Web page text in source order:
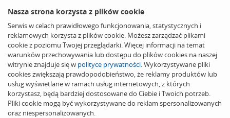
Nasza strona korzysta z plików cookie
Serwis w celach prawidłowego funkcjonowania, statystycznych i
reklamowych korzysta z plików cookie. Możesz zarządzać plikami
cookie z poziomu Twojej przeglądarki. Więcej informacji na temat
warunków przechowywania lub dostępu do plików cookies na naszej
witrynie znajduje się w polityce prywatności. Wykorzystywane pliki
cookies zwiększają prawdopodobieństwo, że reklamy produktów lub
usług wyświetlane w ramach usług internetowych, z których
korzystasz, będą bardziej dostosowane do Ciebie i Twoich potrzeb.
Pliki cookie mogą być wykorzystywane do reklam spersonalizowanych
oraz niespersonalizowanych.